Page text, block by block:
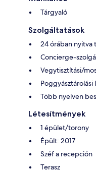
Tárgyaló
Szolgáltatások
24 órában nyitva
Concierge-
Vegytisztítási/
Poggyásztárolási
Több nyelven
Létesítmények
1 épület/torony
Épült: 2017
Széf a recepción
Terasz